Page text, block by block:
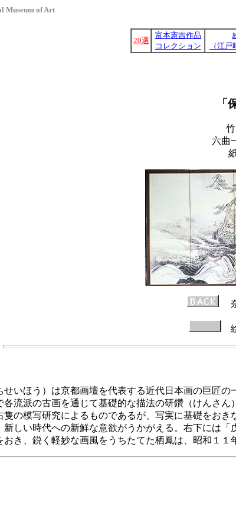
Museum of Art
20選
富本憲吉作品
コレクション
（江戸
「
六曲
いほう）は京都画壇を代表する近代日本画の巨匠
各流派の古画を通じて基礎的な描法の研鑽（けんさ
隻の模写研究によるものであるが、写実に基礎をお
新しい時代への新鮮な意欲がうかがえる。右下には
き、鋭く軽妙な画風をうちたてた栖鳳は、昭和１１